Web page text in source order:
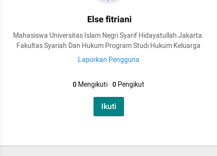
Else fitriani
Mahasiswa Universitas Islam Negri Syarif Hidayatullah Jakarta.
Fakultas Syariah Dan Hukum Program Studi Hukum Keluarga
Laporkan Pengguna
0Mengikuti·0Pengikut
Ikuti